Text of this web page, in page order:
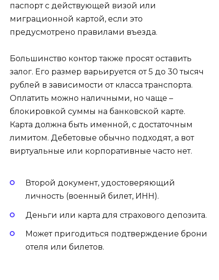
паспорт с действующей визой или
миграционной картой, если это
предусмотрено правилами въезда.
Большинство контор также просят оставить
залог. Его размер варьируется от 5 до 30 тысяч
рублей в зависимости от класса транспорта.
Оплатить можно наличными, но чаще –
блокировкой суммы на банковской карте.
Карта должна быть именной, с достаточным
лимитом. Дебетовые обычно подходят, а вот
виртуальные или корпоративные часто нет.
Второй документ, удостоверяющий
личность (военный билет, ИНН).
Деньги или карта для страхового депозита.
Может пригодиться подтверждение брони
отеля или билетов.